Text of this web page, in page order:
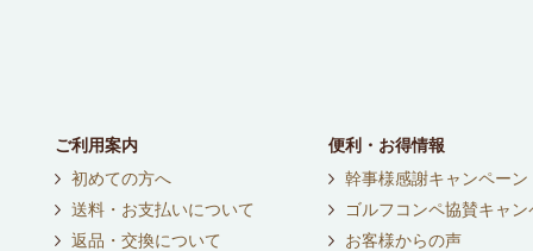
ご利用案内
初めての方へ
送料・お支払いについて
返品・交換について
便利・お得情報
幹事様感謝キャンペーン
ゴルフコンペ協賛キャン
お客様からの声